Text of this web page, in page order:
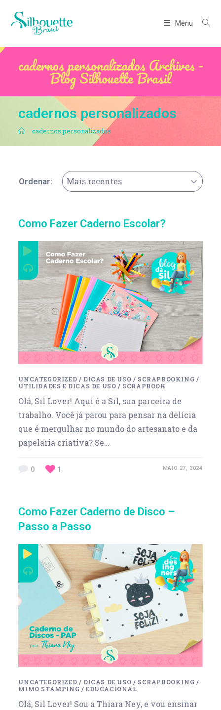
Menu
cadernos personalizados Archives -
Blog Silhouette Brasil
cadernos personalizados
. cadernos personalizados
Ordenar: Mais recentes
Como Fazer Caderno Escolar?
UNCATEGORIZED / DICAS DE USO / SCRAPBOOKING /
UTILIDADES E DICAS DE USO / SCRAPBOOK
Olá, Sil Lover! Aqui é a Sil, sua parceira de
trabalho. Você já parou para pensar na delícia
que é mergulhar no mundo do artesanato e da
papelaria criativa? Se…
0 1 MAIO 27, 2024
Como Fazer Caderno de Disco –
Passo a Passo
UNCATEGORIZED / DICAS DE USO / SCRAPBOOKING /
MIMO STAMPING /EDUCACIONAL
Olá, Sil Lover! Sou a Thiara Ney, e vou ensinar